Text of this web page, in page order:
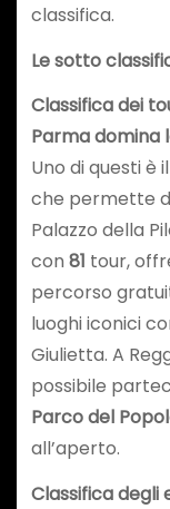
classifica.
Le sotto
Classifica dei
Parma domina
Uno di questi è il
che permette
Palazzo della
con 81 tour,
percorso
luoghi iconici
Giulietta. A
possibile
Parco del
all’aperto.
Classifica degli